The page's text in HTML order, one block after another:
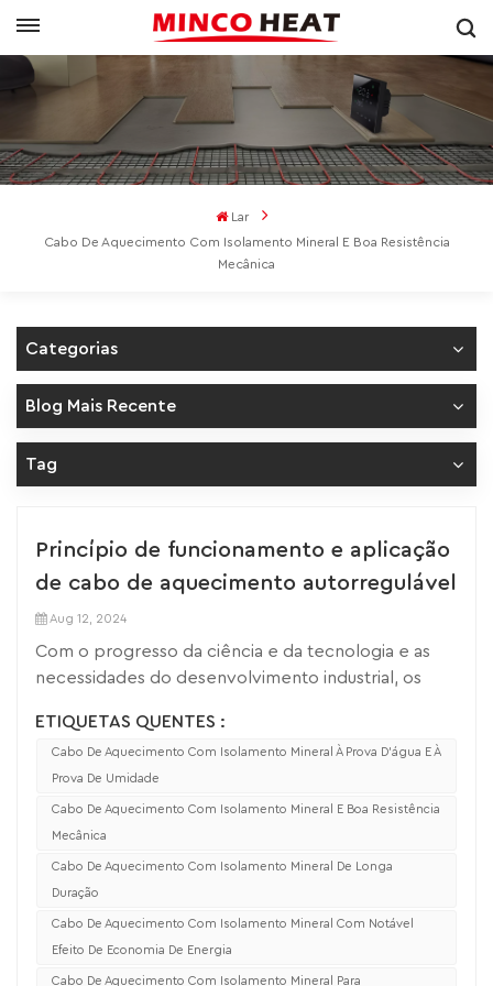
Lar
Cabo De Aquecimento Com Isolamento Mineral E Boa Resistência
Mecânica
Categorias
Blog Mais Recente
Tag
Princípio de funcionamento e aplicação
de cabo de aquecimento autorregulável
Aug 12, 2024
Com o progresso da ciência e da tecnologia e as
necessidades do desenvolvimento industrial, os
gradualmente falharam em atender aos requisitos
da indústria moderna para controle preciso e
eficiência energética. Nesse contexto, cabos de
aquecimento autorreguláveis tornaram-se uma
solução de aquecimento indispensável para muitas
indústrias com as suas vantagens únicas. Neste
artigo, o princípio de funcionamento do cabo de
aquecimento autorregulável e sua aplicação em
diferentes campos será discutido em
ETIQUETAS QUENTES :
Cabo De Aquecimento Com Isolamento Mineral À Prova D'água E À
Prova De Umidade
Cabo De Aquecimento Com Isolamento Mineral E Boa Resistência
Mecânica
Cabo De Aquecimento Com Isolamento Mineral De Longa
Duração
Cabo De Aquecimento Com Isolamento Mineral Com Notável
Efeito De Economia De Energia
Cabo De Aquecimento Com Isolamento Mineral Para